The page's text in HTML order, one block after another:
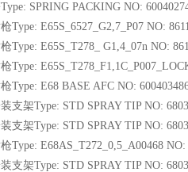
SPRING PACKING NO:
Type: E65S_6527_G2,7_P07 NO:
Type: E65S_T278_ G1,4_07n NO:
Type:
Type: E68 BASE AFC NO:
支架Type: STD SPRAY TIP NO:
支架Type: STD SPRAY TIP NO:
Type: E68AS_T272_0,5_A00468 NO:
支架Type: STD SPRAY TIP NO: